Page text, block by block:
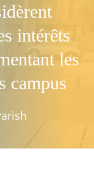
intérêts
les
campus